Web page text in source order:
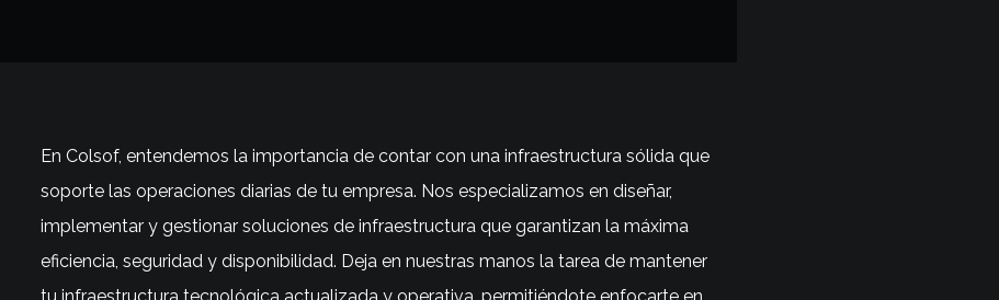
En Colsof, entendemos la importancia de contar con una infraestructura sólida que
soporte las operaciones diarias de tu empresa. Nos especializamos en diseñar,
implementar y gestionar soluciones de infraestructura que garantizan la máxima
eficiencia, seguridad y disponibilidad. Deja en nuestras manos la tarea de mantener